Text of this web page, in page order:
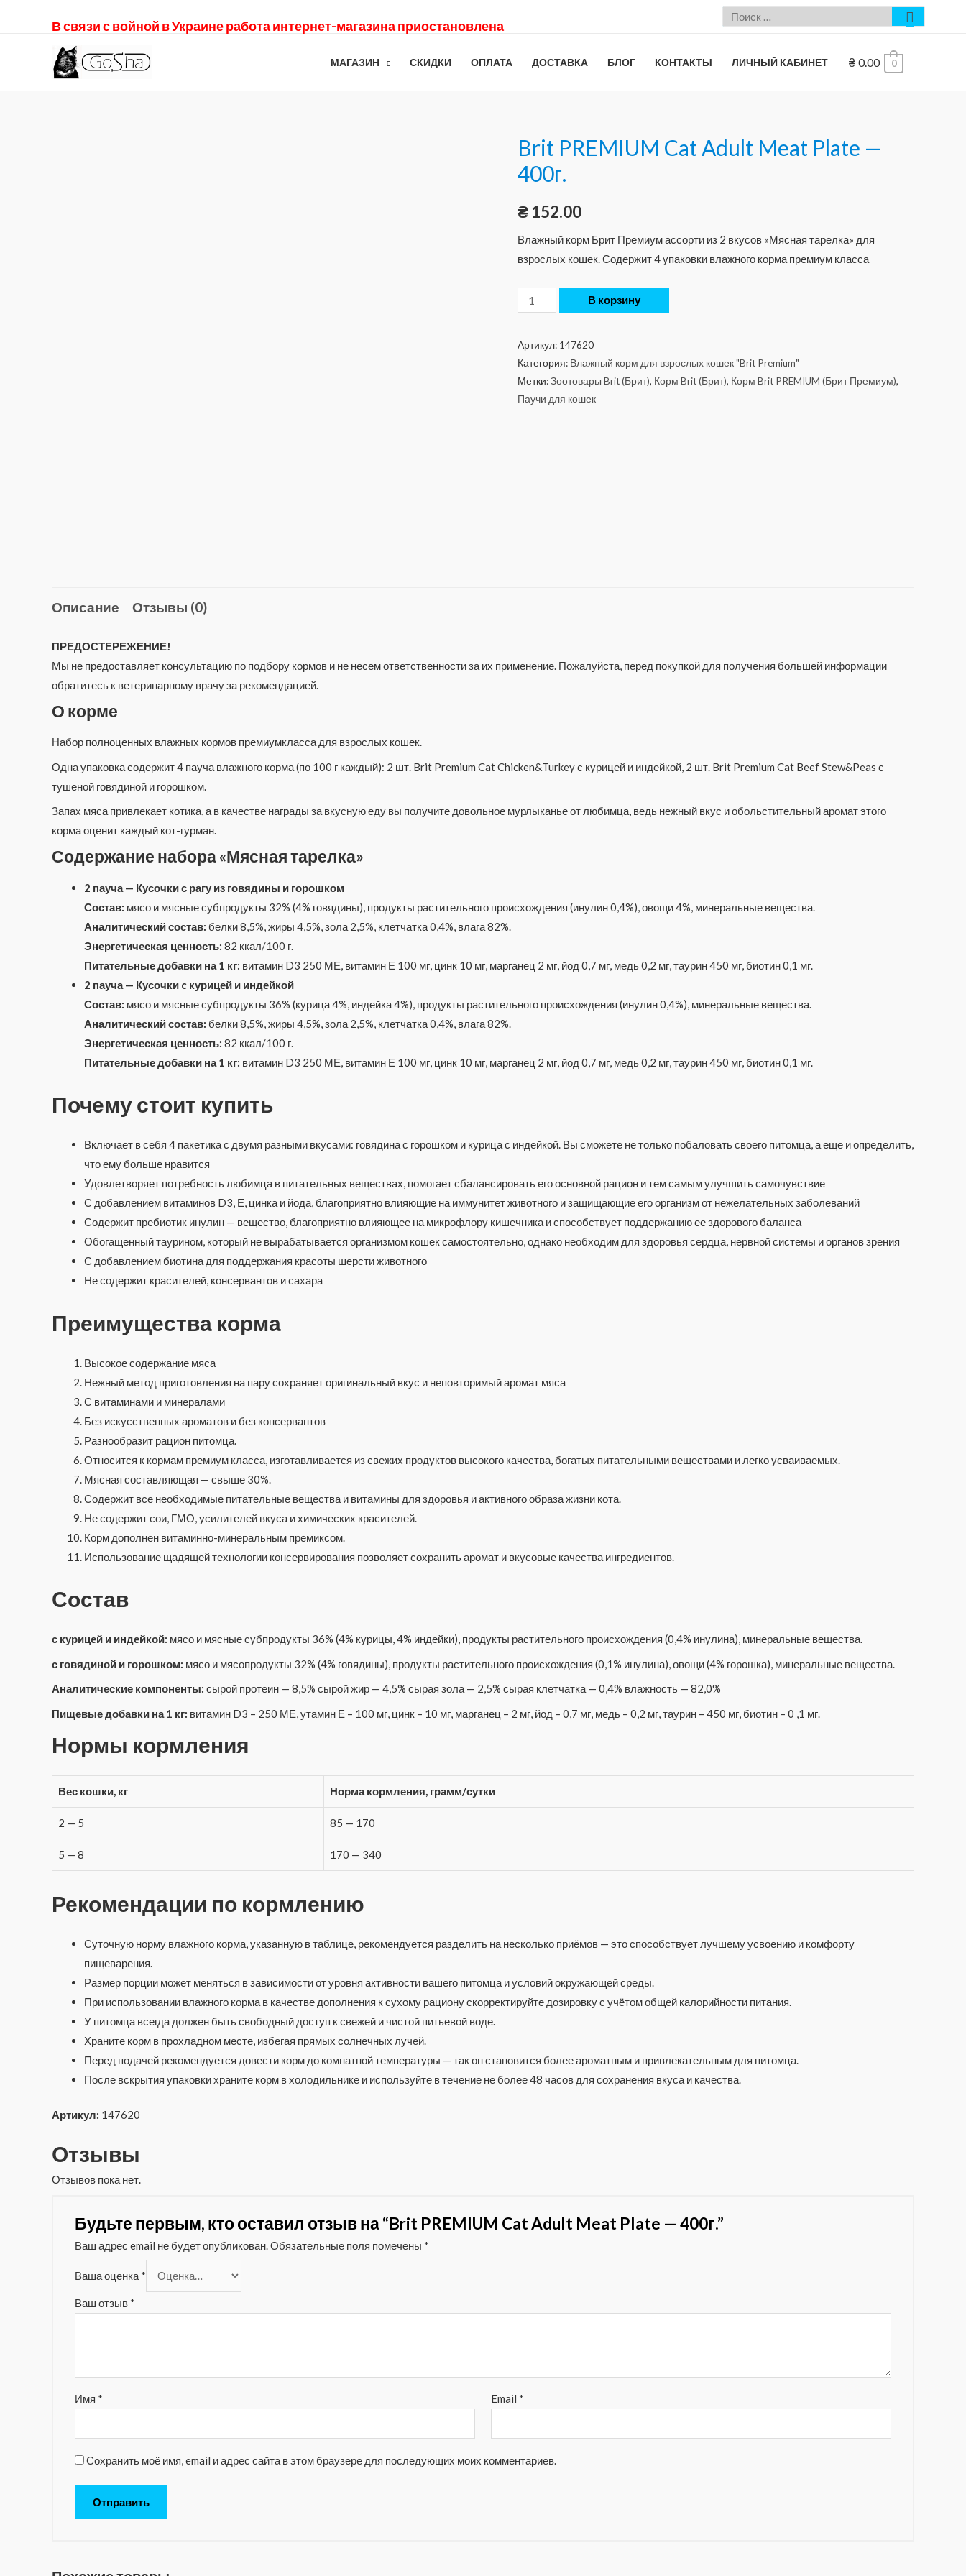
В связи с войной в Украине работа интернет-магазина приостановлена
МАГАЗИН СКИДКИ ОПЛАТА ДОСТАВКА БЛОГ КОНТАКТЫ ЛИЧНЫЙ КАБИНЕТ ₴ 0.00 0
Brit PREMIUM Cat Adult Meat Plate —
400г.
₴ 152.00
Влажный корм Брит Премиум ассорти из 2 вкусов «Мясная тарелка» для
взрослых кошек. Содержит 4 упаковки влажного корма премиум класса
В корзину
Артикул: 147620
Категория: Влажный корм для взрослых кошек "Brit Premium"
Метки:Зоотовары Brit (Брит), Корм Brit (Брит), Корм Brit PREMIUM (Брит Премиум),
Паучи для кошек
Описание Отзывы (0)
ПРЕДОСТЕРЕЖЕНИЕ!
Мы не предоставляет консультацию по подбору кормов и не несем ответственности за их применение. Пожалуйста, перед покупкой для получения большей информации
обратитесь к ветеринарному врачу за рекомендацией.
О корме
Набор полноценных влажных кормов премиумкласса для взрослых кошек.
Одна упаковка содержит 4 пауча влажного корма (по 100 г каждый): 2 шт. Brit Premium Cat Chicken&Turkey с курицей и индейкой, 2 шт. Brit Premium Cat Beef Stew&Peas с
тушеной говядиной и горошком.
Запах мяса привлекает котика, а в качестве награды за вкусную еду вы получите довольное мурлыканье от любимца, ведь нежный вкус и обольстительный аромат этого
корма оценит каждый кот-гурман.
Содержание набора «Мясная тарелка»
2 пауча — Кусочки с рагу из говядины и горошком
Состав: мясо и мясные субпродукты 32% (4% говядины), продукты растительного происхождения (инулин 0,4%), овощи 4%, минеральные вещества.
Аналитический состав: белки 8,5%, жиры 4,5%, зола 2,5%, клетчатка 0,4%, влага 82%.
Энергетическая ценность: 82 ккал/100 г.
Питательные добавки на 1 кг: витамин D3 250 МЕ, витамин Е 100 мг, цинк 10 мг, марганец 2 мг, йод 0,7 мг, медь 0,2 мг, таурин 450 мг, биотин 0,1 мг.
2 пауча — Кусочки c курицей и индейкой
Состав: мясо и мясные субпродукты 36% (курица 4%, индейка 4%), продукты растительного происхождения (инулин 0,4%), минеральные вещества.
Аналитический состав: белки 8,5%, жиры 4,5%, зола 2,5%, клетчатка 0,4%, влага 82%.
Энергетическая ценность: 82 ккал/100 г.
Питательные добавки на 1 кг: витамин D3 250 МЕ, витамин Е 100 мг, цинк 10 мг, марганец 2 мг, йод 0,7 мг, медь 0,2 мг, таурин 450 мг, биотин 0,1 мг.
Почему стоит купить
Включает в себя 4 пакетика с двумя разными вкусами: говядина с горошком и курица с индейкой. Вы сможете не только побаловать своего питомца, а еще и определить,
что ему больше нравится
Удовлетворяет потребность любимца в питательных веществах, помогает сбалансировать его основной рацион и тем самым улучшить самочувствие
С добавлением витаминов D3, Е, цинка и йода, благоприятно влияющие на иммунитет животного и защищающие его организм от нежелательных заболеваний
Содержит пребиотик инулин — вещество, благоприятно влияющее на микрофлору кишечника и способствует поддержанию ее здорового баланса
Обогащенный таурином, который не вырабатывается организмом кошек самостоятельно, однако необходим для здоровья сердца, нервной системы и органов зрения
С добавлением биотина для поддержания красоты шерсти животного
Не содержит красителей, консервантов и сахара
Преимущества корма
Высокое содержание мяса
Нежный метод приготовления на пару сохраняет оригинальный вкус и неповторимый аромат мяса
С витаминами и минералами
Без искусственных ароматов и без консервантов
Разнообразит рацион питомца.
Относится к кормам премиум класса, изготавливается из свежих продуктов высокого качества, богатых питательными веществами и легко усваиваемых.
Мясная составляющая — свыше 30%.
Содержит все необходимые питательные вещества и витамины для здоровья и активного образа жизни кота.
Не содержит сои, ГМО, усилителей вкуса и химических красителей.
Корм дополнен витаминно-минеральным премиксом.
Использование щадящей технологии консервирования позволяет сохранить аромат и вкусовые качества ингредиентов.
Состав
с курицей и индейкой: мясо и мясные субпродукты 36% (4% курицы, 4% индейки), продукты растительного происхождения (0,4% инулина), минеральные вещества.
с говядиной и горошком: мясо и мясопродукты 32% (4% говядины), продукты растительного происхождения (0,1% инулина), овощи (4% горошка), минеральные вещества.
Аналитические компоненты: сырой протеин — 8,5% сырой жир — 4,5% сырая зола — 2,5% сырая клетчатка — 0,4% влажность — 82,0%
Пищевые добавки на 1 кг: витамин D3 – 250 МЕ, утамин Е – 100 мг, цинк – 10 мг, марганец – 2 мг, йод – 0,7 мг, медь – 0,2 мг, таурин – 450 мг, биотин – 0 ,1 мг.
Нормы кормления
Вес кошки, кг Норма кормления, грамм/сутки
2 — 5 85 — 170
5 — 8 170 — 340
Рекомендации по кормлению
Суточную норму влажного корма, указанную в таблице, рекомендуется разделить на несколько приёмов — это способствует лучшему усвоению и комфорту
пищеварения.
Размер порции может меняться в зависимости от уровня активности вашего питомца и условий окружающей среды.
При использовании влажного корма в качестве дополнения к сухому рациону скорректируйте дозировку с учётом общей калорийности питания.
У питомца всегда должен быть свободный доступ к свежей и чистой питьевой воде.
Храните корм в прохладном месте, избегая прямых солнечных лучей.
Перед подачей рекомендуется довести корм до комнатной температуры — так он становится более ароматным и привлекательным для питомца.
После вскрытия упаковки храните корм в холодильнике и используйте в течение не более 48 часов для сохранения вкуса и качества.
Артикул: 147620
Отзывы
Отзывов пока нет.
Будьте первым, кто оставил отзыв на “Brit PREMIUM Cat Adult Meat Plate — 400г.”
Ваш адрес email не будет опубликован.Обязательные поля помечены *
Ваша оценка *
Ваш отзыв *
Имя * Email *
Сохранить моё имя, email и адрес сайта в этом браузере для последующих моих комментариев.